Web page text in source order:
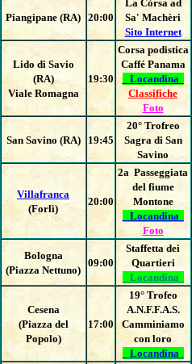
Piangipane (RA) 20:00
La Còrsa ad
Sa' Machèri
Sito Internet
Lido di Savio
(RA)
Viale Romagna
19:30
Corsa podistica
Caffé Panama
Locandina
Classifiche
Foto
San Savino (RA) 19:45
20° Trofreo
Sagra di San
Savino
Villafranca
(Forlì)
20:00
2a Passeggiata
del fiume
Montone
Locandina
Foto
Bologna
(Piazza Nettuno)
09:00
Staffetta dei
Quartieri
Locandina
Cesena
(Piazza del
Popolo)
17:00
19° Trofeo
A.N.F.F.A.S.
Camminiamo
con loro
Locandina